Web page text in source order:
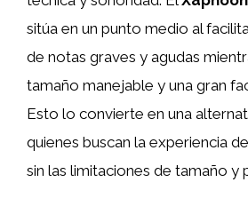
sitúa en un punto medio al
de notas graves y agudas
tamaño manejable y una gran
Esto lo convierte en una
quienes buscan la experiencia
sin las limitaciones de tamaño y